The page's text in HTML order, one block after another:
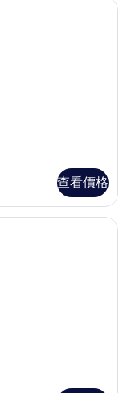
查看價格
書桌、隔音、熨斗/熨衣板